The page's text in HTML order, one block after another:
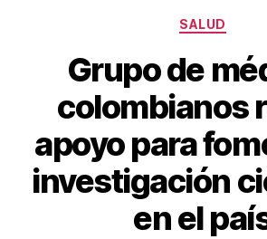
SALUD
Grupo de
colombianos
apoyo para
investigación
en el